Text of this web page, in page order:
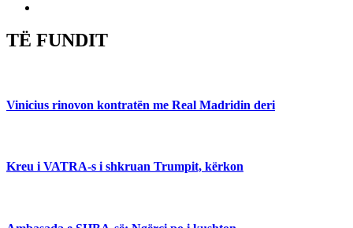
TË FUNDIT
Vinicius rinovon kontratën me Real Madridin deri
Kreu i VATRA-s i shkruan Trumpit, kërkon